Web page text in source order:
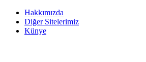
Hakkımızda
Diğer Sitelerimiz
Künye